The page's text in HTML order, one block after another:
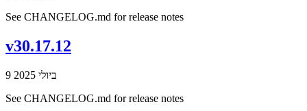
See CHANGELOG.md for release notes
v30.17.12
9 ביולי 2025
See CHANGELOG.md for release notes